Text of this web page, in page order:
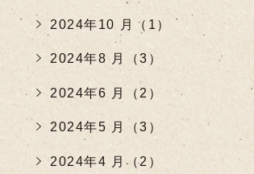
2024年10 月（1）
2024年8 月（3）
2024年6 月（2）
2024年5 月（3）
2024年4 月（2）